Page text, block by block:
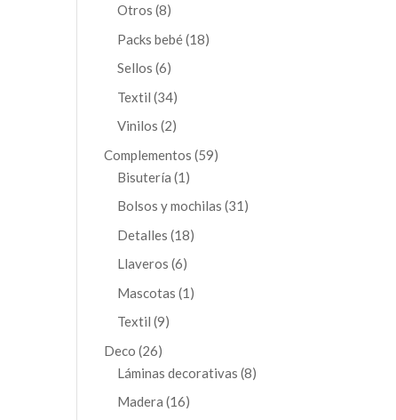
Otros 88
productos
Packs bebé 1818
Sellos 66
productos
Textil 3434
productos
Vinilos 22
productos
Complementos 5959
Bisutería 1 1
producto
Bolsos y mochilas 31 31
Detalles 1818
Llaveros 66
productos
Mascotas 1 1
Textil 99
Deco 2626
productos
Láminas decorativas 88
Madera 1616